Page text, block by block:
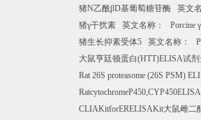
猪N乙酰βD基葡萄糖苷酶
英文
猪γ干扰素
英文名称： Porcine γ
猪生长抑素受体5 英文名称：
大鼠亨廷顿蛋白(HTT)ELISA试
Rat 26S proteasome (26S PSM)
CLIAKitforERELISAKit大鼠雌二